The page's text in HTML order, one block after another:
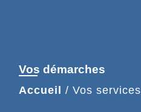
Vos démarches
Accueil / Vos services